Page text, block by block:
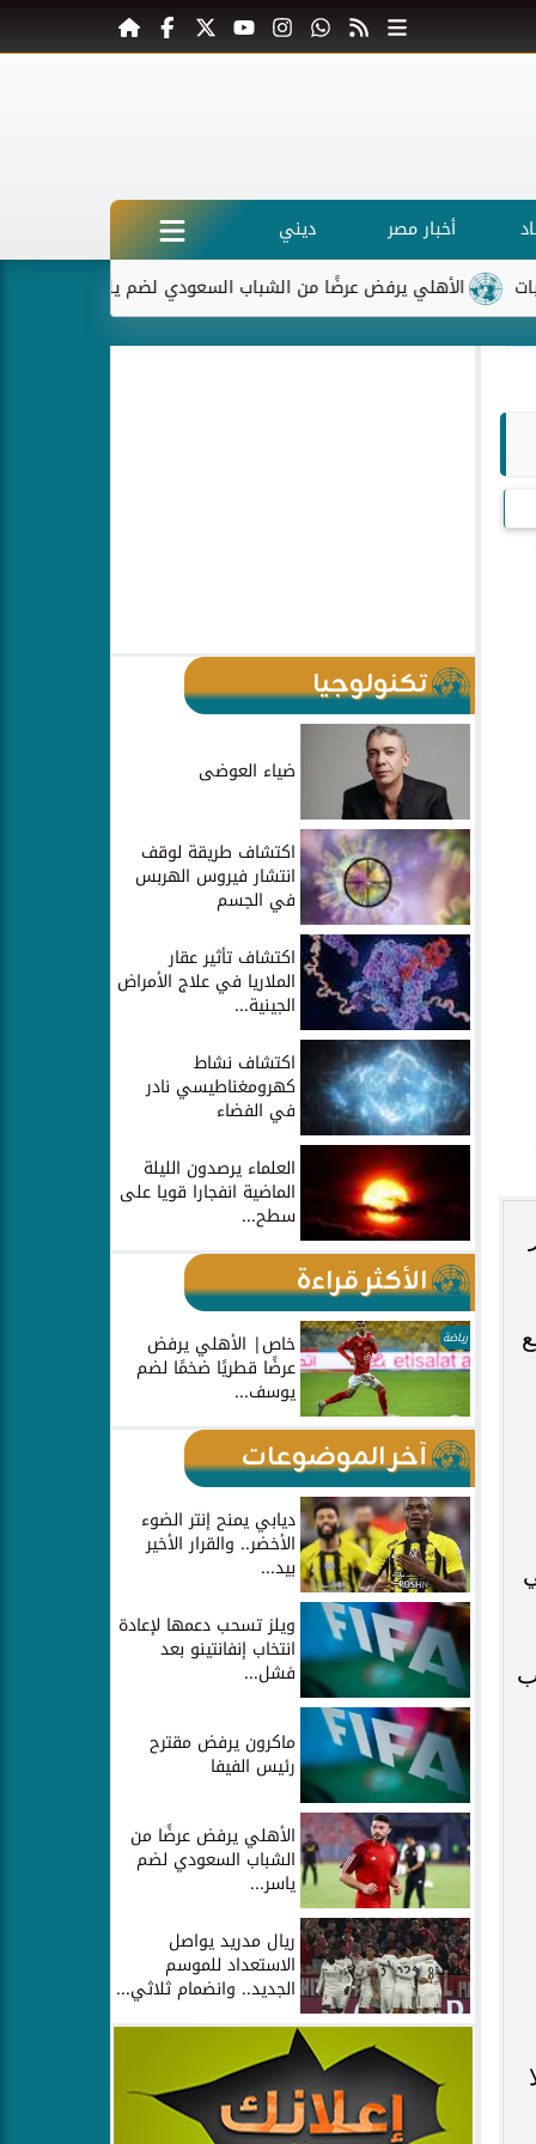
أخبار مصر
ديني
يرفض عرضًا من الشباب السعودي لضم ياسر إبراهيم
تكنولوجيا
ضياء العوضى
اكتشاف طريقة لوقف
انتشار فيروس الهربس
في الجسم
اكتشاف تأثير عقار
الملاريا في علاج الأمراض
الجينية...
اكتشاف نشاط
كهرومغناطيسي نادر
في الفضاء
العلماء يرصدون الليلة
الماضية انفجارا قويا على
سطح...
الأكثر قراءة
رياضة خاص| الأهلي يرفض
عرضًا قطريًا ضخمًا لضم
يوسف...
آخر الموضوعات
ديابي يمنح إنتر الضوء
الأخضر.. والقرار الأخير
بيد...
ويلز تسحب دعمها لإعادة
انتخاب إنفانتينو بعد
فشل...
ماكرون يرفض مقترح
رئيس الفيفا
الأهلي يرفض عرضًا من
الشباب السعودي لضم
ياسر...
ريال مدريد يواصل
الاستعداد للموسم
الجديد.. وانضمام ثلاثي...